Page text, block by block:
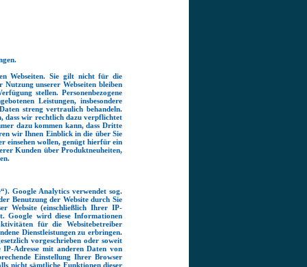
Webseiten. Sie gilt nicht für die
unserer Webseiten bleiben
stellen. Personenbezogene
Leistungen, insbesondere
streng vertraulich behandeln.
dass wir rechtlich dazu verpflichtet
dazu kommen kann, dass Dritte
wir Ihnen Einblick in die über Sie
einsehen wollen, genügt hierfür ein
Kunden über Produktneuheiten,
Google Analytics verwendet sog.
Benutzung der Website durch Sie
Website (einschließlich Ihrer IP-
Google wird diese Informationen
für die Websitebetreiber
Dienstleistungen zu erbringen.
vorgeschrieben oder soweit
Adresse mit anderen Daten von
Einstellung Ihrer Browser
nicht sämtliche Funktionen dieser